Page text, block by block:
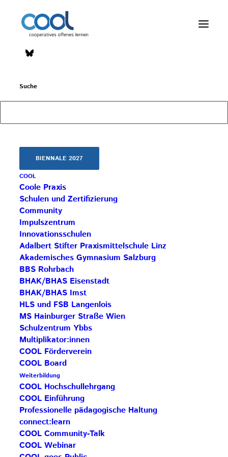
Suche
BIENNALE 2027
COOL
Coole Praxis
Schulen und Zertifizierung
Community
Impulszentrum
Innovationsschulen
Adalbert Stifter Praxismittelschule Linz
Akademisches Gymnasium Salzburg
BBS Rohrbach
BHAK/BHAS Eisenstadt
BHAK/BHAS Imst
HLS und FSB Langenlois
MS Hainburger Straße Wien
Schulzentrum Ybbs
Multiplikator:innen
COOL Förderverein
COOL Board
Weiterbildung
COOL Hochschullehrgang
COOL Einführung
Professionelle pädagogische Haltung
connect:learn
COOL Community-Talk
COOL Webinar
Hetzendorfer Straße 66 – 68
impulszentrum@cooltrainers.at
Datenschutzerklärung